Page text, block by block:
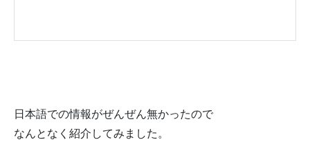
日本語での情報がぜんぜん無かったので
なんとなく紹介してみました。